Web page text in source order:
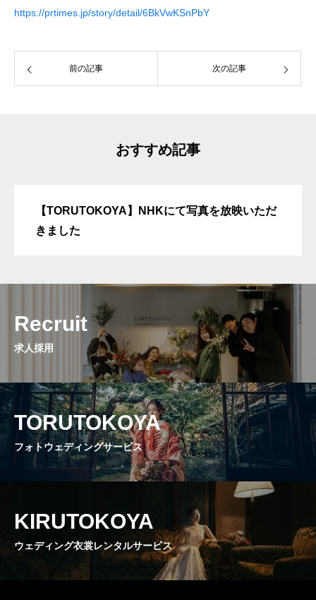
https://prtimes.jp/story/detail/6BkVwKSnPbY
前の記事 次の記事
おすすめ記事
【TORUTOKOYA】NHKにて写真を放映いただ
きました
Recruit
求人採用
TORUTOKOYA
フォトウェディングサービス
KIRUTOKOYA
ウェディング衣裳レンタルサービス